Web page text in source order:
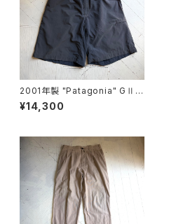
2001年製 "Patagonia" GⅡ s
horts
¥14,300